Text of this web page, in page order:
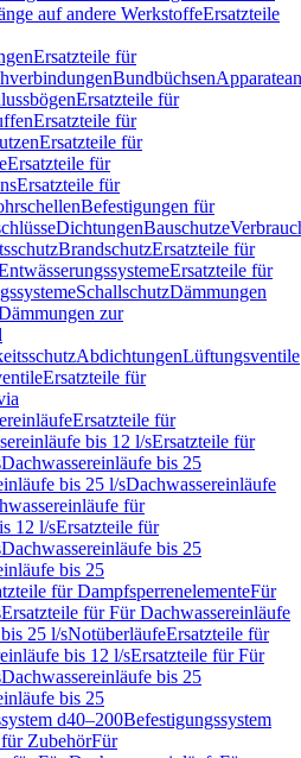
auf andere WerkstoffeErsatzteile
Ersatzteile für
Bundbüchsen
Ersatzteile für
Ersatzteile für
Ersatzteile für
Ersatzteile für
Ersatzteile für
Befestigungen für
DichtungenBauschutze
BrandschutzErsatzteile für
Ersatzteile für
SchallschutzDämmungen
zur
AbdichtungenLüftungsventile
Ersatzteile für
Ersatzteile für
bis 12 l/sErsatzteile für
Dachwassereinläufe bis 25
bis 25 l/sDachwassereinläufe
für
12 l/sErsatzteile für
Dachwassereinläufe bis 25
bis 25
für DampfsperrenelementeFür
Ersatzteile für Für Dachwassereinläufe
25 l/sNotüberläufeErsatzteile für
bis 12 l/sErsatzteile für Für
Dachwassereinläufe bis 25
bis 25
d40–200Befestigungssystem
ZubehörFür